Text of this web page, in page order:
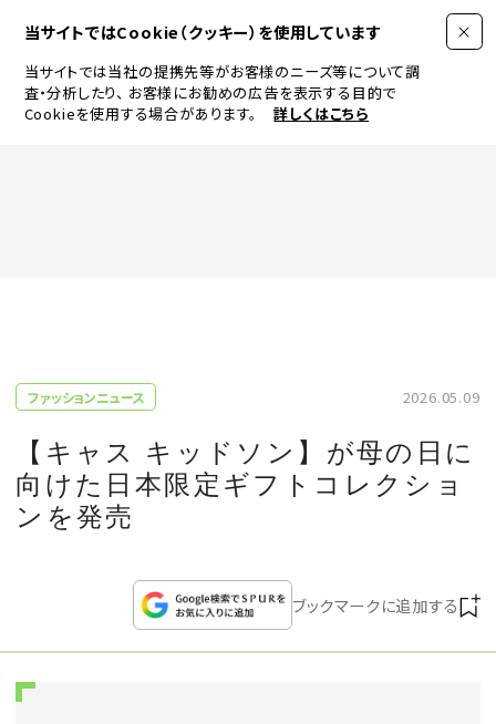
当サイトではCookie（クッキー）を使用しています
当サイトでは当社の提携先等がお客様のニーズ等について調
査・分析したり、 お客様にお勧めの広告を表示する目的で
Cookieを使用する場合があります。
詳しくはこちら
JEWELRY & WATCH
LIFESTYLE
CULTURE
CELEBRITY
WEDDING
ファッションニュース 2026.05.09
【キャス キッドソン】が母の日に
向けた日本限定ギフトコレクショ
ンを発売
ブックマークに追加する